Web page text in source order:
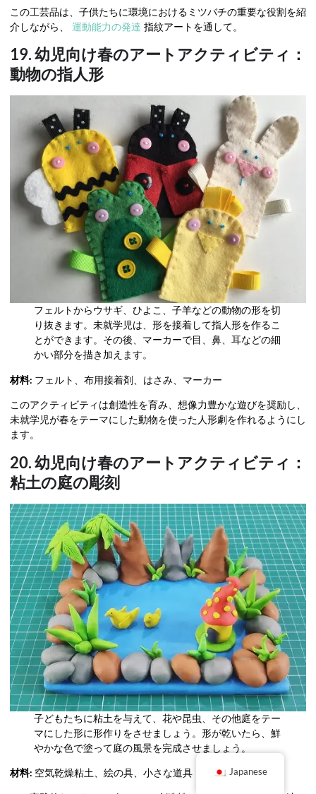
この工芸品は、子供たちに環境におけるミツバチの重要な役割を紹
介しながら、 運動能力の発達 指紋アートを通して。
19. 幼児向け春のアートアクティビティ：
動物の指人形
フェルトからウサギ、ひよこ、子羊などの動物の形を切
り抜きます。未就学児は、形を接着して指人形を作るこ
とができます。その後、マーカーで目、鼻、耳などの細
かい部分を描き加えます。
材料: フェルト、布用接着剤、はさみ、マーカー
このアクティビティは創造性を育み、想像力豊かな遊びを奨励し、
未就学児が春をテーマにした動物を使った人形劇を作れるようにし
ます。
20. 幼児向け春のアートアクティビティ：
粘土の庭の彫刻
子どもたちに粘土を与えて、花や昆虫、その他庭をテー
マにした形に形作りをさせましょう。形が乾いたら、鮮
やかな色で塗って庭の風景を完成させましょう。
材料: 空気乾燥粘土、絵の具、小さな道具
Japanese